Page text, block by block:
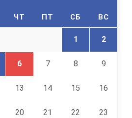
ЧТ ПТ СБ ВС
1 2
6 7 8 9
13 14 15 16
20 21 22 23